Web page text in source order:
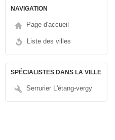
NAVIGATION
Page d'accueil
Liste des villes
SPÉCIALISTES DANS LA VILLE
Serrurier L'étang-vergy